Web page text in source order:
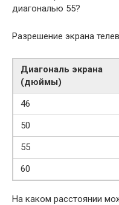
диагональю 55?
Разрешение экрана
Диагональ экрана
(дюймы)
46
50
55
60
На каком расстоянии